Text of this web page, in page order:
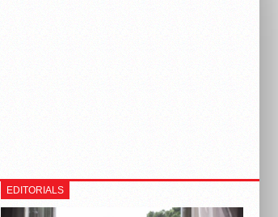
EDITORIALS